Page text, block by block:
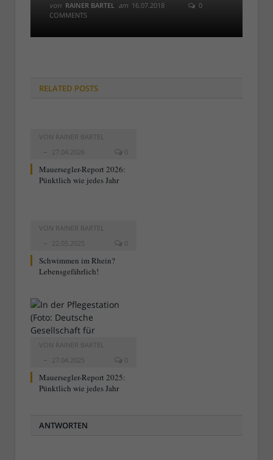
von RAINER BARTEL am 16.07.2018
0
COMMENTS
RELATED POSTS
VON RAINER BARTEL
27.04.2026
0
Mauersegler-Report 2026:
Pünktlich wie jedes Jahr
VON RAINER BARTEL
22.05.2025
0
Schwimmen im Rhein?
Lebensgefährlich!
VON RAINER BARTEL
27.04.2025
0
Mauersegler-Report 2025:
Pünktlich wie jedes Jahr
ANTWORTEN